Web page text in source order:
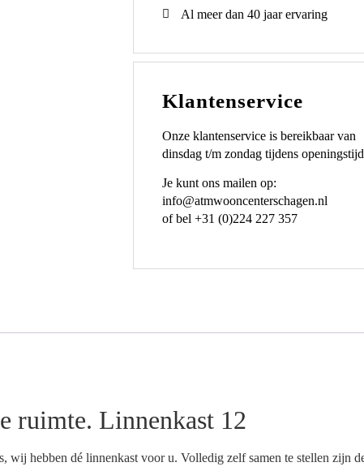
Al meer dan 40 jaar ervaring
Klantenservice
Onze klantenservice is bereikbaar van
dinsdag t/m zondag tijdens
Je kunt ons mailen op:
info@atmwooncenterschagen.nl
of bel +31 (0)224 227 357
ruimte. Linnenkast 12
hebben dé linnenkast voor u. Volledig zelf samen te stellen zijn